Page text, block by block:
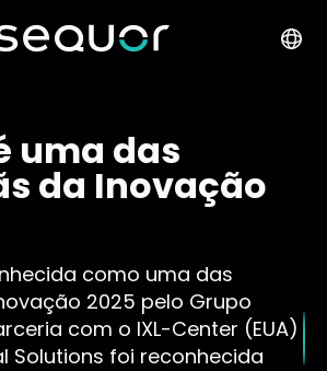
uma das
da Inovação
como uma das
2025 pelo Grupo
com o IXL-Center (EUA)
Solutions foi reconhecida